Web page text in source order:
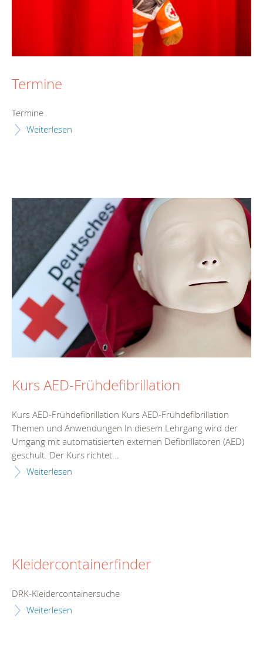
Termine
Termine
Weiterlesen
Kurs AED-Frühdefibrillation
Kurs AED-Frühdefibrillation Kurs AED-Frühdefibrillation
Themen und Anwendungen In diesem Lehrgang wird der
Umgang mit automatisierten externen Defibrillatoren (AED)
geschult. Der Kurs richtet...
Weiterlesen
Kleidercontainerfinder
DRK-Kleidercontainersuche
Weiterlesen